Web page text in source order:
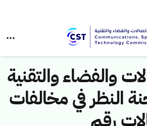
والفضاء والتقنية
النظر في مخالفات
رقم